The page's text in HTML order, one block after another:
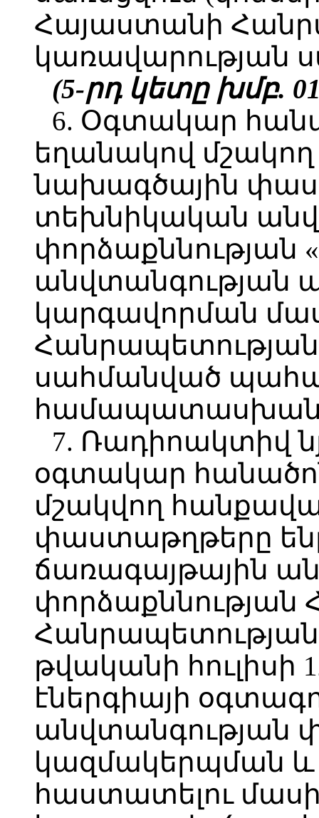
Հայաստանի
կառավարության
(5-րդ կետը խմբ.
6. Օգտակար
եղանակով
նախագծային
տեխնիկական
փորձաքննության
կարգավորման
Հանրապետության
սահմանված
7. Ռադիոակտիվ
օգտակար
մշակվող
փաստաթղթերը
ճառագայթային
Հանրապետության
թվականի հուլիսի
էներգիայի
անվտանգության
կազմակերպման
հաստատելու